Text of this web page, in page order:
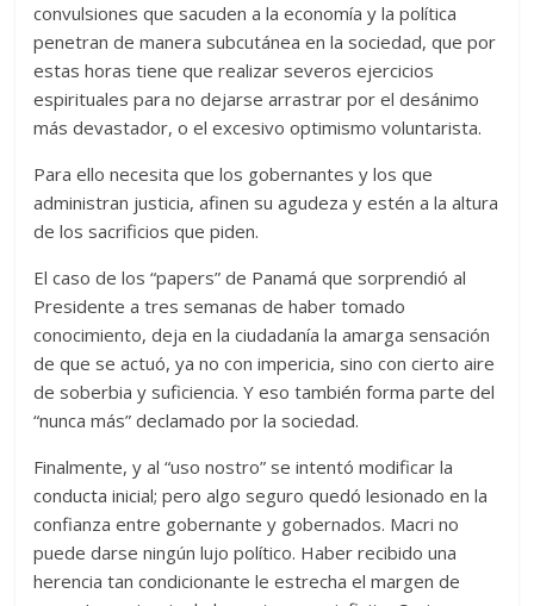
convulsiones que sacuden a la economía y la política
penetran de manera subcutánea en la sociedad, que por
estas horas tiene que realizar severos ejercicios
espirituales para no dejarse arrastrar por el desánimo
más devastador, o el excesivo optimismo voluntarista.
Para ello necesita que los gobernantes y los que
administran justicia, afinen su agudeza y estén a la altura
de los sacrificios que piden.
El caso de los “papers” de Panamá que sorprendió al
Presidente a tres semanas de haber tomado
conocimiento, deja en la ciudadanía la amarga sensación
de que se actuó, ya no con impericia, sino con cierto aire
de soberbia y suficiencia. Y eso también forma parte del
“nunca más” declamado por la sociedad.
Finalmente, y al “uso nostro” se intentó modificar la
conducta inicial; pero algo seguro quedó lesionado en la
confianza entre gobernante y gobernados. Macri no
puede darse ningún lujo político. Haber recibido una
herencia tan condicionante le estrecha el margen de